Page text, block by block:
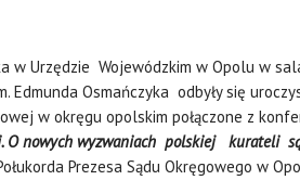
w Urzędzie Wojewódzkim w Opolu w
Edmunda Osmańczyka odbyły się
w okręgu opolskim połączone z
O nowych wyzwaniach polskiej kurateli
Prezesa Sądu Okręgowego w